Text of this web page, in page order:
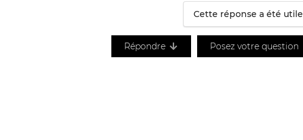
Cette réponse a été utile
Répondre Posez votre question